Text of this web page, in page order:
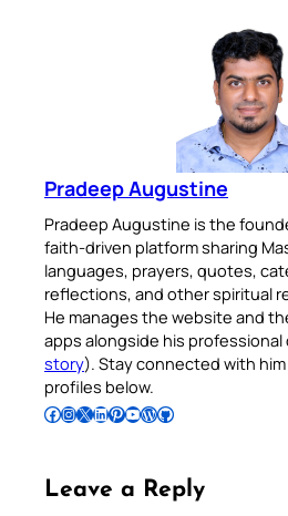
Pradeep Augustine
Pradeep Augustine is the
faith-driven platform sharing
languages, prayers, quotes,
reflections, and other spiritual
He manages the website and
apps alongside his professional
story). Stay connected with
profiles below.
Follow Pradeep on Facebook Follow Pradeep on InstagramFollow Pradeep on X Follow Pradeep on LinkedIn Follow Pradeep on Pinterest Subscribe to Pradeep’s Youtube Channel Follow Pradeep on WordPress Follow Pradeep on GitHub
Leave a Reply